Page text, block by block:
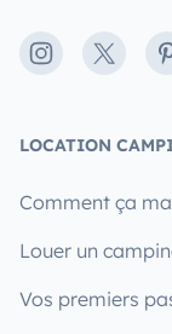
Instagram
X
LOCATION
Comment ça
Louer un
Vos premiers